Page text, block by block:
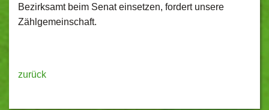
Bezirksamt beim Senat einsetzen, fordert unsere
Zählgemeinschaft.
zurück